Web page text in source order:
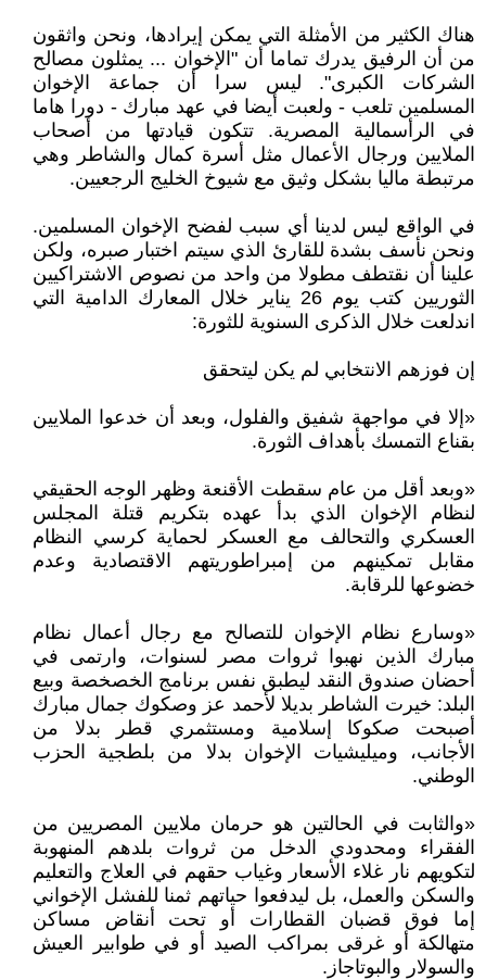
هناك الكثير من الأمثلة التي يمكن إيرادها، ونحن واثقون
من أن الرفيق يدرك تماما أن "الإخوان ... يمثلون مصالح
الشركات الكبرى". ليس سرا أن جماعة الإخوان
المسلمين تلعب - ولعبت أيضا في عهد مبارك - دورا هاما
في الرأسمالية المصرية. تتكون قيادتها من أصحاب
الملايين ورجال الأعمال مثل أسرة كمال والشاطر وهي
مرتبطة ماليا بشكل وثيق مع شيوخ الخليج الرجعيين.
في الواقع ليس لدينا أي سبب لفضح الإخوان المسلمين.
ونحن نأسف بشدة للقارئ الذي سيتم اختبار صبره، ولكن
علينا أن نقتطف مطولا من واحد من نصوص الاشتراكيين
الثوريين كتب يوم 26 يناير خلال المعارك الدامية التي
اندلعت خلال الذكرى السنوية للثورة:
إن فوزهم الانتخابي لم يكن ليتحقق
«إلا في مواجهة شفيق والفلول، وبعد أن خدعوا الملايين
بقناع التمسك بأهداف الثورة.
«وبعد أقل من عام سقطت الأقنعة وظهر الوجه الحقيقي
لنظام الإخوان الذي بدأ عهده بتكريم قتلة المجلس
العسكري والتحالف مع العسكر لحماية كرسي النظام
مقابل تمكينهم من إمبراطوريتهم الاقتصادية وعدم
خضوعها للرقابة.
«وسارع نظام الإخوان للتصالح مع رجال أعمال نظام
مبارك الذين نهبوا ثروات مصر لسنوات، وارتمى في
أحضان صندوق النقد ليطبق نفس برنامج الخصخصة وبيع
البلد: خيرت الشاطر بديلا لأحمد عز وصكوك جمال مبارك
أصبحت صكوكا إسلامية ومستثمري قطر بدلا من
الأجانب، وميليشيات الإخوان بدلا من بلطجية الحزب
الوطني.
«والثابت في الحالتين هو حرمان ملايين المصريين من
الفقراء ومحدودي الدخل من ثروات بلدهم المنهوبة
لتكويهم نار غلاء الأسعار وغياب حقهم في العلاج والتعليم
والسكن والعمل، بل ليدفعوا حياتهم ثمنا للفشل الإخواني
إما فوق قضبان القطارات أو تحت أنقاض مساكن
متهالكة أو غرقى بمراكب الصيد أو في طوابير العيش
والسولار والبوتاجاز.